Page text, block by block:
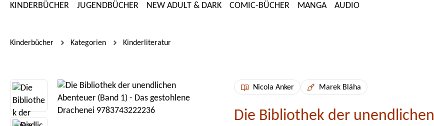
KINDERBÜCHER JUGENDBÜCHER NEW ADULT & DARK COMIC-BÜCHER MANGA AUDIO
Kinderbücher Kategorien Kinderliteratur
Bildergalerie überspringen Nicola Anker Marek Bláha
Die Bibliothek der unendlichen